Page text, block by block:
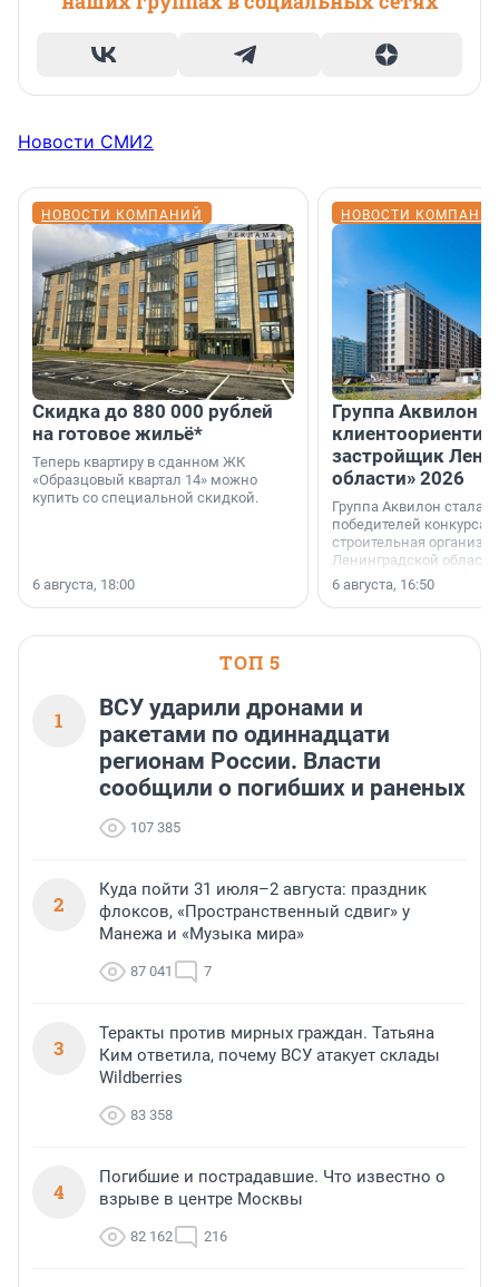
Новости СМИ2
НОВОСТИ КОМПАНИЙ
Скидка до 880 000 рублей
на готовое жильё*
Теперь квартиру в сданном ЖК
«Образцовый квартал 14» можно
купить со специальной скидкой.
6 августа, 18:00
НОВОСТИ
Группа Аквилон
застройщик
области» 2026
Группа Аквилон стала
победителей конкурса
строительная
Ленинградской области
номинации «Самый
застройщик
области».
6 августа, 16:50
ТОП 5
1
ВСУ ударили дронами и
ракетами по одиннадцати
регионам России. Власти
сообщили о погибших и раненых
107 385
2
Куда пойти 31 июля–2 августа: праздник
флоксов, «Пространственный сдвиг» у
Манежа и «Музыка мира»
87 041 7
3
Теракты против мирных граждан. Татьяна
Ким ответила, почему ВСУ атакует склады
Wildberries
83 358
4
Погибшие и пострадавшие. Что известно о
взрыве в центре Москвы
82 162 216